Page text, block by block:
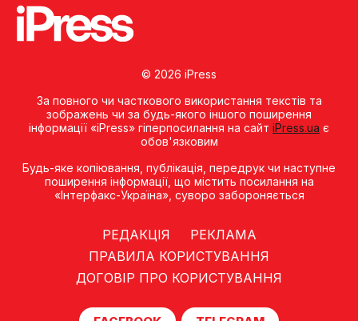
© 2026 iPress
За повного чи часткового використання текстів та
зображень чи за будь-якого іншого поширення
інформації «iPress» гіперпосилання на сайт iPress.ua є
обов'язковим
Будь-яке копiювання, публiкацiя, передрук чи наступне
поширення iнформацiї, що мiстить посилання на
«Iнтерфакс-Україна», суворо забороняється
РЕДАКЦІЯ
РЕКЛАМА
ПРАВИЛА КОРИСТУВАННЯ
ДОГОВІР ПРО КОРИСТУВАННЯ